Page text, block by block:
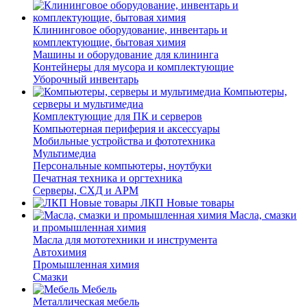
Клининговое оборудование, инвентарь и
комплектующие, бытовая химия
Машины и оборудование для клининга
Контейнеры для мусора и комплектующие
Уборочный инвентарь
Компьютеры,
серверы и мультимедиа
Комплектующие для ПК и серверов
Компьютерная периферия и аксессуары
Мобильные устройства и фототехника
Мультимедиа
Персональные компьютеры, ноутбуки
Печатная техника и оргтехника
Серверы, СХД и АРМ
ЛКП Новые товары
Масла, смазки
и промышленная химия
Масла для мототехники и инструмента
Автохимия
Промышленная химия
Смазки
Мебель
Металлическая мебель